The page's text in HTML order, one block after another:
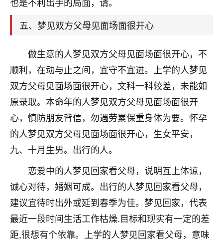
五、梦见双方父母见面场面很开心
做生意的人梦见双方父母见面场面很开心，不
顺利，在动与止之间，宜守不宜进。上学的人梦见
双方父母见面场面很开心，文科一科较差，未能如
原录取。本命年的人梦见双方父母见面场面很开
心，慎防朋友背信，勿遇劳累保重身体为要。怀孕
的人梦见双方父母见面场面很开心，生女平安，
九、十月生男。出行的人。
恋爱中的人梦见回家看父母，说明互上体谅，
诚心对待，婚姻可成。出行的人梦见回家看父母，
建议宜待时出外或延到春季为佳。梦见回家，代表
最近一段时间生活工作枯燥.目标和现实有一定的差
距,很想有个依靠。上学的人梦见回家看父母，意味
后，我以为都没戏了，结果开年一上班，开会提拔升
3000，非常开心，无论如何，感恩感谢！🙏🏻
鹿森：恭喜升职加薪！！，请客吗？�
12小时前 来自北京 32
心心相印
我身体不太好，总是病病殃殃的，去检查又没什么大
问题，反正就是不舒服。中医西医看遍了，找不到问
题，后来无意中看到有人推荐慧来老师，跟老师聊过
之后，心情豁然开朗，也听老师建议，处理了一些因
果问题。今年以来，身体比以前好多，主要是心情好
了，老师说境随心转，现在深有体会了。
鹿森 ：是的，其实跟老师聊过之后，最大的感
触，首先就是心态会变好，万般皆是命，半点
不由人！